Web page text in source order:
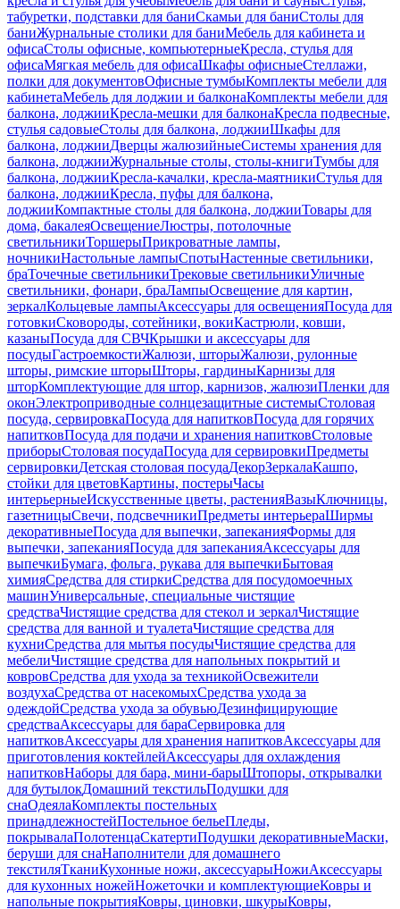
табуретки, подставки для баниСкамьи для баниСтолы для
баниЖурнальные столики для баниМебель для кабинета и
офисаСтолы офисные, компьютерныеКресла, стулья для
офисаМягкая мебель для офисаШкафы офисныеСтеллажи,
полки для документовОфисные тумбыКомплекты мебели для
кабинетаМебель для лоджии и балконаКомплекты мебели для
балкона, лоджииКресла-мешки для балконаКресла подвесные,
стулья садовыеСтолы для балкона, лоджииШкафы для
балкона, лоджииДверцы жалюзийныеСистемы хранения для
балкона, лоджииЖурнальные столы, столы-книгиТумбы для
балкона, лоджииКресла-качалки, кресла-маятникиСтулья для
балкона, лоджииКресла, пуфы для балкона,
лоджииКомпактные столы для балкона, лоджииТовары для
дома, бакалеяОсвещениеЛюстры, потолочные
светильникиТоршерыПрикроватные лампы,
ночникиНастольные лампыСпотыНастенные светильники,
браТочечные светильникиТрековые светильникиУличные
светильники, фонари, браЛампыОсвещение для картин,
зеркалКольцевые лампыАксессуары для освещенияПосуда для
готовкиСковороды, сотейники, вокиКастрюли, ковши,
казаныПосуда для СВЧКрышки и аксессуары для
посудыГастроемкостиЖалюзи, шторыЖалюзи, рулонные
шторы, римские шторыШторы, гардиныКарнизы для
шторКомплектующие для штор, карнизов, жалюзиПленки для
оконЭлектроприводные солнцезащитные системыСтоловая
посуда, сервировкаПосуда для напитковПосуда для горячих
напитковПосуда для подачи и хранения напитковСтоловые
приборыСтоловая посудаПосуда для сервировкиПредметы
сервировкиДетская столовая посудаДекорЗеркалаКашпо,
стойки для цветовКартины, постерыЧасы
интерьерныеИскусственные цветы, растенияВазыКлючницы,
газетницыСвечи, подсвечникиПредметы интерьераШирмы
декоративныеПосуда для выпечки, запеканияФормы для
выпечки, запеканияПосуда для запеканияАксессуары для
выпечкиБумага, фольга, рукава для выпечкиБытовая
химияСредства для стиркиСредства для посудомоечных
машинУниверсальные, специальные чистящие
средстваЧистящие средства для стекол и зеркалЧистящие
средства для ванной и туалетаЧистящие средства для
кухниСредства для мытья посудыЧистящие средства для
мебелиЧистящие средства для напольных покрытий и
ковровСредства для ухода за техникойОсвежители
воздухаСредства от насекомыхСредства ухода за
одеждойСредства ухода за обувьюДезинфицирующие
средстваАксессуары для бараСервировка для
напитковАксессуары для хранения напитковАксессуары для
приготовления коктейлейАксессуары для охлаждения
напитковНаборы для бара, мини-барыШтопоры, открывалки
для бутылокДомашний текстильПодушки для
снаОдеялаКомплекты постельных
принадлежностейПостельное бельеПледы,
покрывалаПолотенцаСкатертиПодушки декоративныеМаски,
беруши для снаНаполнители для домашнего
текстиляТканиКухонные ножи, аксессуарыНожиАксессуары
для кухонных ножейНожеточки и комплектующиеКовры и
напольные покрытияКовры, циновки, шкурыКовры,